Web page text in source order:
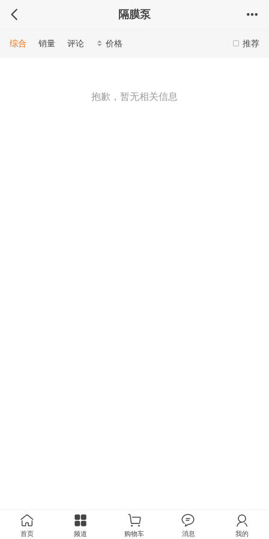
隔膜泵
推荐
综合 销量 评论 价格
抱歉，暂无相关信息
首页 频道 购物车 消息 我的